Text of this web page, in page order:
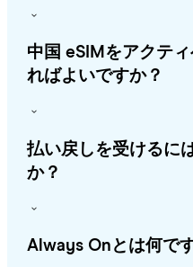
中国 eSIMをアクテ
ればよいですか？
払い戻しを受けるに
か？
Always Onとは何で